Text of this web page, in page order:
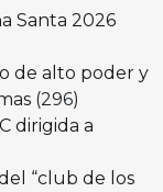
Santa 2026
de alto poder y
(296)
dirigida a
“club de los